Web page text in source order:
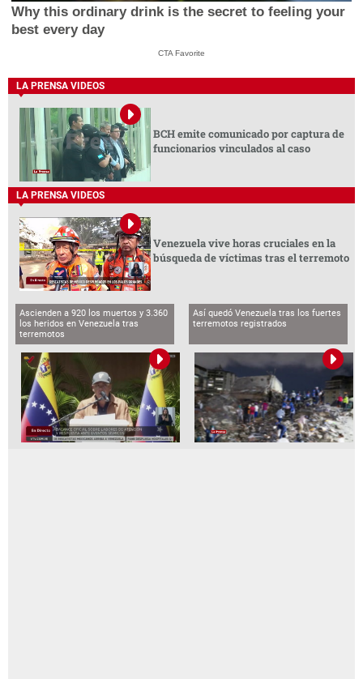
Why this ordinary drink is the secret to feeling your
best every day
CTA Favorite
LA PRENSA VIDEOS
BCH emite comunicado por captura de
funcionarios vinculados al caso
LA PRENSA VIDEOS
Venezuela vive horas cruciales en la
búsqueda de víctimas tras el terremoto
Ascienden a 920 los muertos y 3.360
los heridos en Venezuela tras
terremotos
Así quedó Venezuela tras los fuertes
terremotos registrados